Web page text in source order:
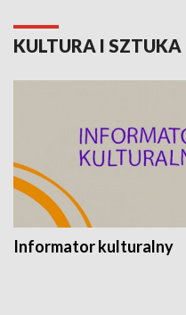
KULTURA I SZTUKA
Informator kulturalny